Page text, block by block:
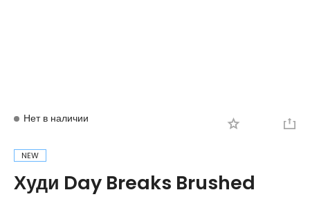
Нет в наличии
NEW
Худи Day Breaks Brushed